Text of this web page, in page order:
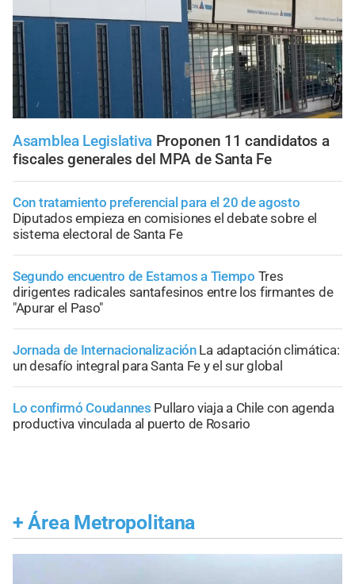
Asamblea Legislativa Proponen 11 candidatos a
fiscales generales del MPA de Santa Fe
Con tratamiento preferencial para el 20 de agosto
Diputados empieza en comisiones el debate sobre el
sistema electoral de Santa Fe
Segundo encuentro de Estamos a Tiempo Tres
dirigentes radicales santafesinos entre los firmantes de
"Apurar el Paso"
Jornada de Internacionalización La adaptación climática:
un desafío integral para Santa Fe y el sur global
Lo confirmó Coudannes Pullaro viaja a Chile con agenda
productiva vinculada al puerto de Rosario
+ Área Metropolitana